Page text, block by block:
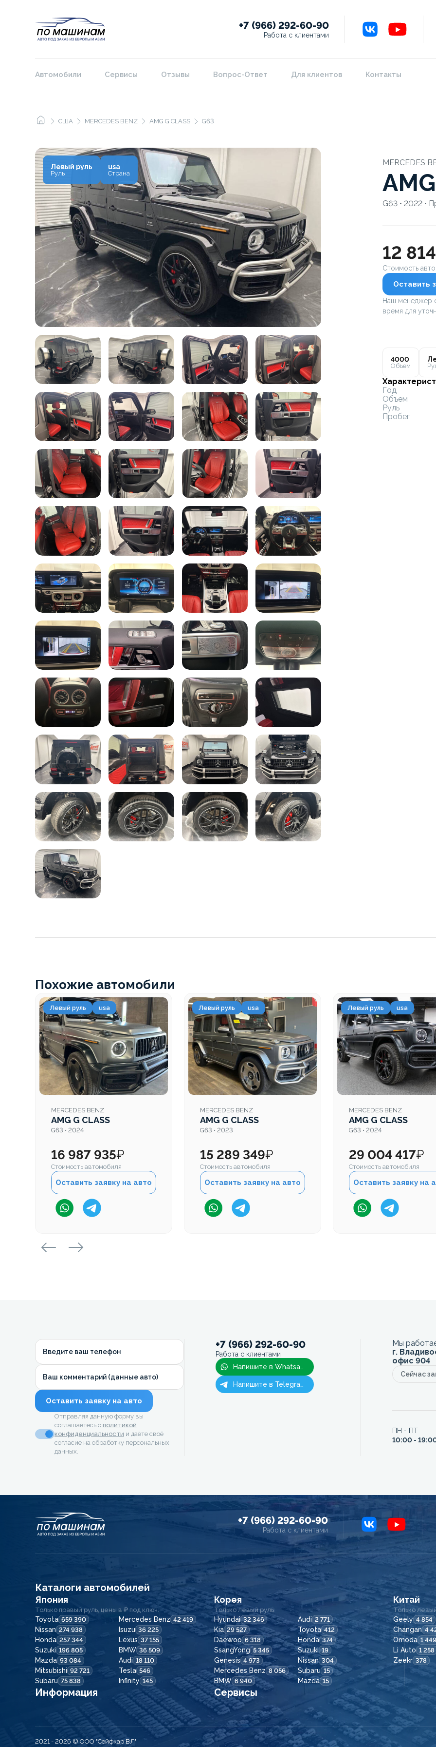
+7 (966) 292-60-90
Работа с клиентами
Автомобили Сервисы Отзывы Вопрос-Ответ Для клиентов Контакты
США MERCEDES BENZ AMG G CLASS G63
MERCEDES
G63 • 2022 •
Левый руль
Руль
usa
Страна
12
Стоимость
Оставить
Наш менеджер
время для
4000
Объем
Год
Объем
Руль
Пробег
Похожие автомобили
Левый руль usa
MERCEDES BENZ
AMG G CLASS
G63 • 2024
16 987 935₽
Стоимость автомобиля
Оставить заявку на авто
Левый руль usa
MERCEDES BENZ
AMG G CLASS
G63 • 2023
15 289 349₽
Стоимость автомобиля
Оставить заявку на авто
Левый руль usa
MERCEDES BENZ
AMG G CLASS
G63 • 2024
29 004 417₽
Стоимость автомобиля
Оставить заявку на
Введите ваш телефон
Ваш комментарий (данные авто)
Оставить заявку на авто
Отправляя данную форму вы
соглашаетесь с политикой
конфиденциальности и даёте своё
согласие на обработку персональных
данных.
+7 (966) 292-60-90
Работа с клиентами
Напишите в Whatsapp
Напишите в Telegram
Мы
г.
офис 904
Сейчас
ПН - ПТ
10:00 -
+7 (966) 292-60-90
Работа с клиентами
Каталоги автомобилей
Япония
Только правый руль, цены в ₽ под ключ.
Toyota 659 390 Mercedes Benz 42 419
Nissan 274 938 Isuzu 36 225
Honda 257 344 Lexus 37 155
Suzuki 196 805 BMW 36 509
Mazda 93 084 Audi 18 110
Mitsubishi 92 721 Tesla 546
Subaru 75 838 Infinity 145
Корея
Только левый руль
Hyundai 32 346 Audi 2 771
Kia 29 527 Toyota 412
Daewoo 6 318 Honda 374
SsangYong 5 345 Suzuki 19
Genesis 4 973 Nissan 304
Mercedes Benz 8 056 Subaru 15
BMW 6 940 Mazda 15
Китай
Только
Geely 4 854
Changan 4
Omoda 1 449
Li Auto 1 258
Zeekr 378
Информация Сервисы
2021 - 2026 © ООО "Сейфкар ВЛ"